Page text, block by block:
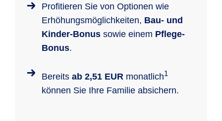
Profitieren Sie von Optionen wie
Erhöhungsmöglichkeiten, Bau- und
Kinder-Bonus sowie einem Pflege-
Bonus.
Bereits ab 2,51 EUR monatlich1
können Sie Ihre Familie absichern.